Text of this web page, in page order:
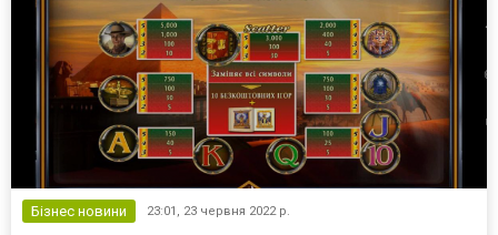
Бізнес новини 23:01, 23 червня 2022 р.